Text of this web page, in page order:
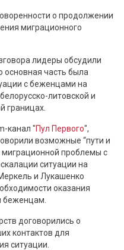
о продолжении
миграционного
лидеры обсудили
основная часть была
с беженцами на
литовской и
границах.
канал "Пул Первого",
возможные “пути и
проблемы с
ситуации на
и Лукашенко
оказания
беженцам.
договорились о
контактов для
ситуации.